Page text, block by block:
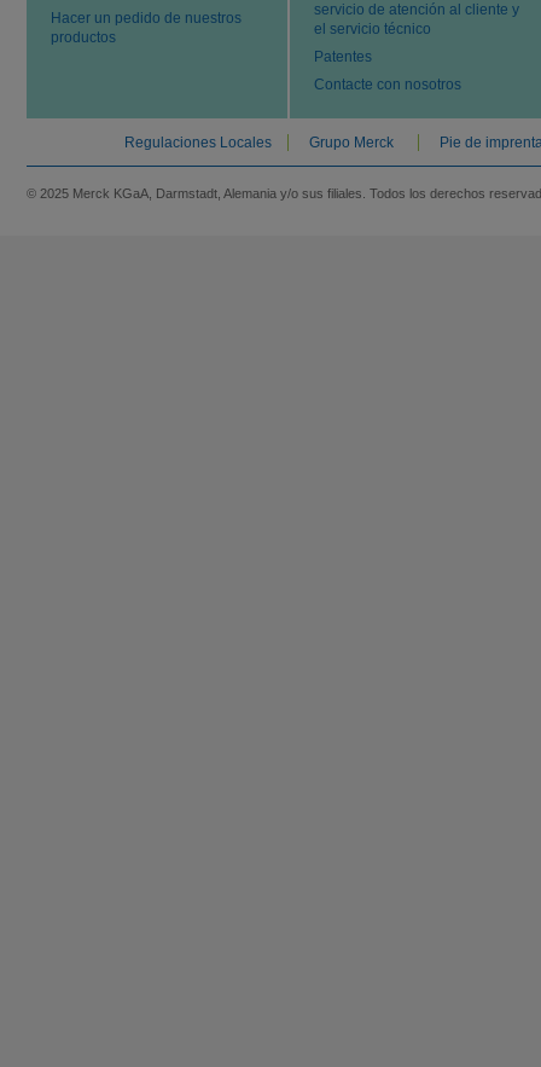
Hacer un pedido de nuestros
productos
servicio de atención al cliente y
el servicio técnico
Patentes
Contacte con nosotros
Regulaciones Locales Grupo Merck Pie de
© 2025 Merck KGaA, Darmstadt, Alemania y/o sus filiales. Todos los derechos